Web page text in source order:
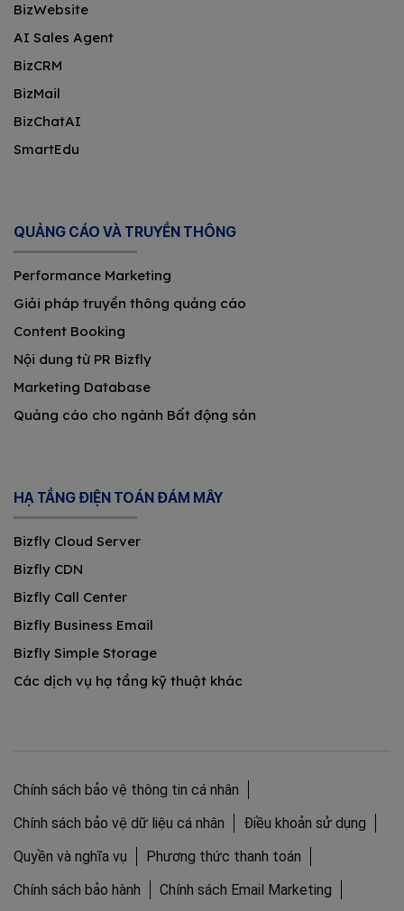
BizWebsite
AI Sales Agent
BizCRM
BizMail
BizChatAI
SmartEdu
QUẢNG CÁO VÀ TRUYỀN THÔNG
Performance Marketing
Giải pháp truyền thông quảng cáo
Content Booking
Nội dung từ PR Bizfly
Marketing Database
Quảng cáo cho ngành Bất động sản
HẠ TẦNG ĐIỆN TOÁN ĐÁM MÂY
Bizfly Cloud Server
Bizfly CDN
Bizfly Call Center
Bizfly Business Email
Bizfly Simple Storage
Các dịch vụ hạ tầng kỹ thuật khác
Chính sách bảo vệ thông tin cá nhân
Chính sách bảo vệ dữ liệu cá nhân
Điều khoản sử dụng
Quyền và nghĩa vụ
Phương thức thanh toán
Chính sách bảo hành
Chính sách Email Marketing